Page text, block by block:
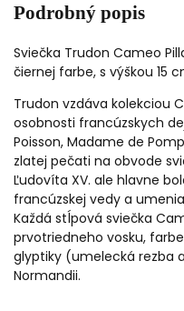
Podrobný popis
Sviečka Trudon Cameo
čiernej farbe, s výškou 15
Trudon vzdáva kolekciou
osobnosti francúzskych
Poisson, Madame de
zlatej pečati na obvode
Ľudovíta XV. ale hlavne
francúzskej vedy a
Každá stĺpová sviečka
prvotriedneho vosku,
glyptiky (umelecká rezba
Normandii.